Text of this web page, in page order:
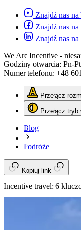
Znajdź nas na
Znajdź nas na
Znajdź nas
We Are Incentive -
Godziny otwarcia: Pn-
Numer telefonu: +48
Przełącz
Przełącz
Blog
Podróże
Kopiuj link
Incentive travel: 6